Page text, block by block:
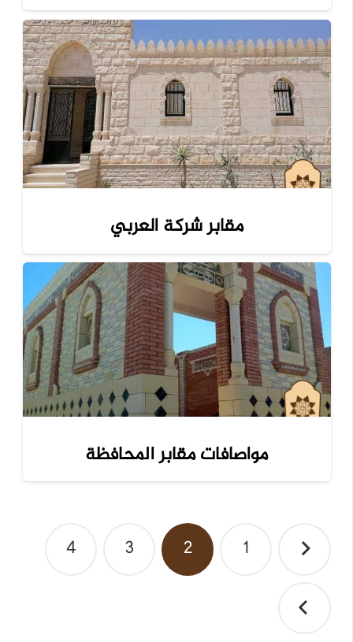
مقابر شركة العربي
مواصافات مقابر المحافظة
تصفّح
المقالات 1
2
3
4